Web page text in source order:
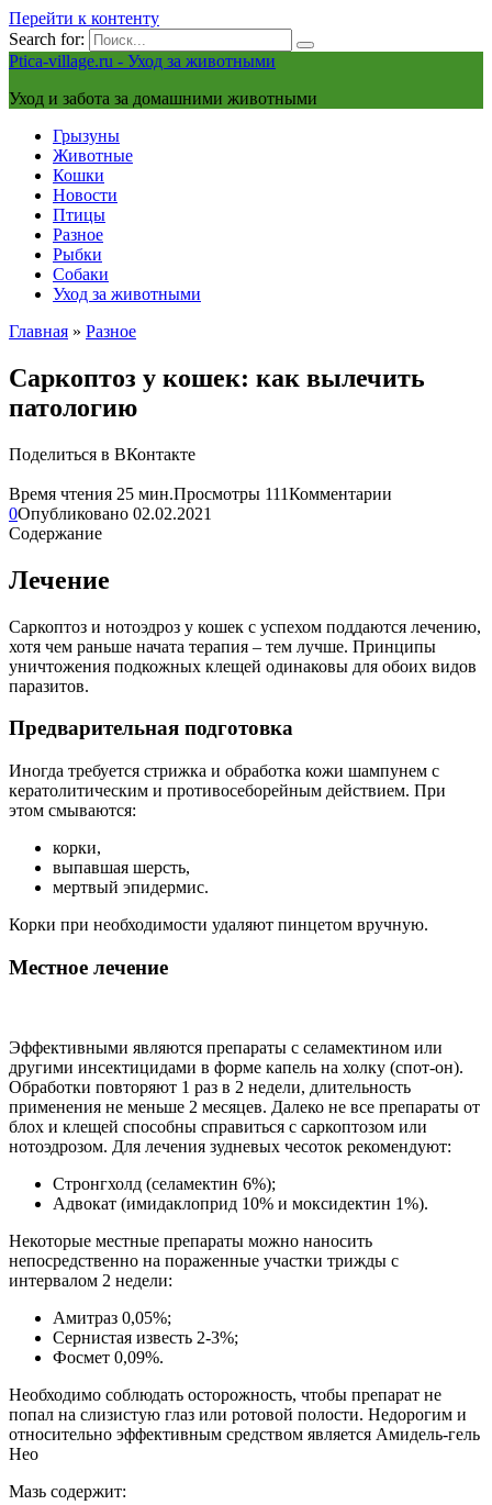
Перейти к контенту
Search for:
Ptica-village.ru - Уход за животными
Уход и забота за домашними животными
Грызуны
Животные
Кошки
Новости
Птицы
Разное
Рыбки
Собаки
Уход за животными
Главная » Разное
Саркоптоз у кошек: как вылечить
патологию
Поделиться в ВКонтакте
Время чтения 25 мин.Просмотры 111Комментарии
0Опубликовано 02.02.2021
Содержание
Лечение
Саркоптоз и нотоэдроз у кошек с успехом поддаются лечению,
хотя чем раньше начата терапия – тем лучше. Принципы
уничтожения подкожных клещей одинаковы для обоих видов
паразитов.
Предварительная подготовка
Иногда требуется стрижка и обработка кожи шампунем с
кератолитическим и противосеборейным действием. При
этом смываются:
корки,
выпавшая шерсть,
мертвый эпидермис.
Корки при необходимости удаляют пинцетом вручную.
Местное лечение
Эффективными являются препараты с селамектином или
другими инсектицидами в форме капель на холку (спот-он).
Обработки повторяют 1 раз в 2 недели, длительность
применения не меньше 2 месяцев. Далеко не все препараты от
блох и клещей способны справиться с саркоптозом или
нотоэдрозом. Для лечения зудневых чесоток рекомендуют:
Стронгхолд (селамектин 6%);
Адвокат (имидаклоприд 10% и моксидектин 1%).
Некоторые местные препараты можно наносить
непосредственно на пораженные участки трижды с
интервалом 2 недели:
Амитраз 0,05%;
Сернистая известь 2-3%;
Фосмет 0,09%.
Необходимо соблюдать осторожность, чтобы препарат не
попал на слизистую глаз или ротовой полости. Недорогим и
относительно эффективным средством является Амидель-гель
Нео
Мазь содержит: